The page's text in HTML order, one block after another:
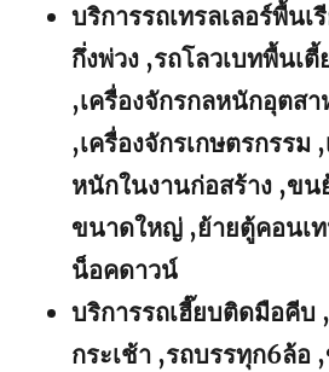
บริการรถเทรลเลอร์พื้นเ
กึ่งพ่วง ,รถโลวเบทพื้นเ
,เครื่องจักรกลหนักอุตสา
,เครื่องจักรเกษตรกรรม
หนักในงานก่อสร้าง ,ขน
ขนาดใหญ่ ,ย้ายตู้คอนเ
น็อคดาวน์
บริการรถเฮี๊ยบติดมือคีบ
กระเช้า ,รถบรรทุก6ล้อ